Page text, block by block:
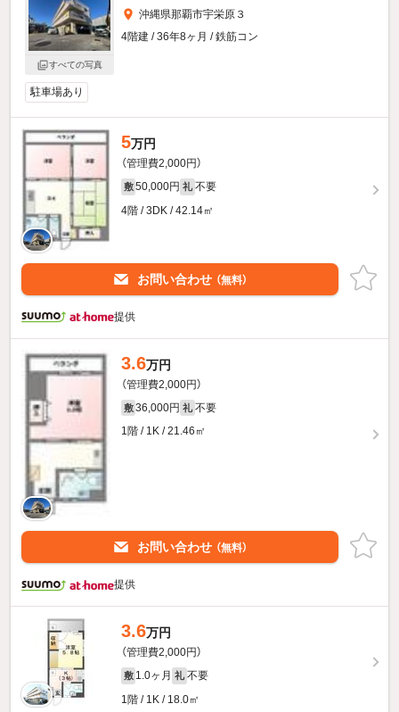
すべての写真
沖縄県那覇市宇栄原３
4階建 / 36年8ヶ月 / 鉄筋コン
駐車場あり
5万円
（管理費2,000円）
敷 50,000円 礼 不要
4階 / 3DK / 42.14㎡
お問い合わせ （無料）
提供
3.6万円
（管理費2,000円）
敷 36,000円 礼 不要
1階 / 1K / 21.46㎡
お問い合わせ （無料）
提供
3.6万円
（管理費2,000円）
敷 1.0ヶ月 礼 不要
1階 / 1K / 18.0㎡